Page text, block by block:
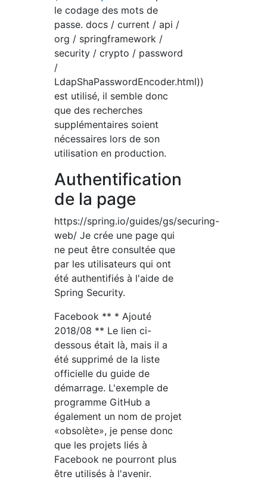
le codage des mots de
passe. docs / current / api /
org / springframework /
security / crypto / password
/
LdapShaPasswordEncoder.html))
est utilisé, il semble donc
que des recherches
supplémentaires soient
nécessaires lors de son
utilisation en production.
Authentification
de la page
https://spring.io/guides/gs/securing-
web/ Je crée une page qui
ne peut être consultée que
par les utilisateurs qui ont
été authentifiés à l'aide de
Spring Security.
Facebook ** * Ajouté
2018/08 ** Le lien ci-
dessous était là, mais il a
été supprimé de la liste
officielle du guide de
démarrage. L'exemple de
programme GitHub a
également un nom de projet
«obsolète», je pense donc
que les projets liés à
Facebook ne pourront plus
être utilisés à l'avenir.